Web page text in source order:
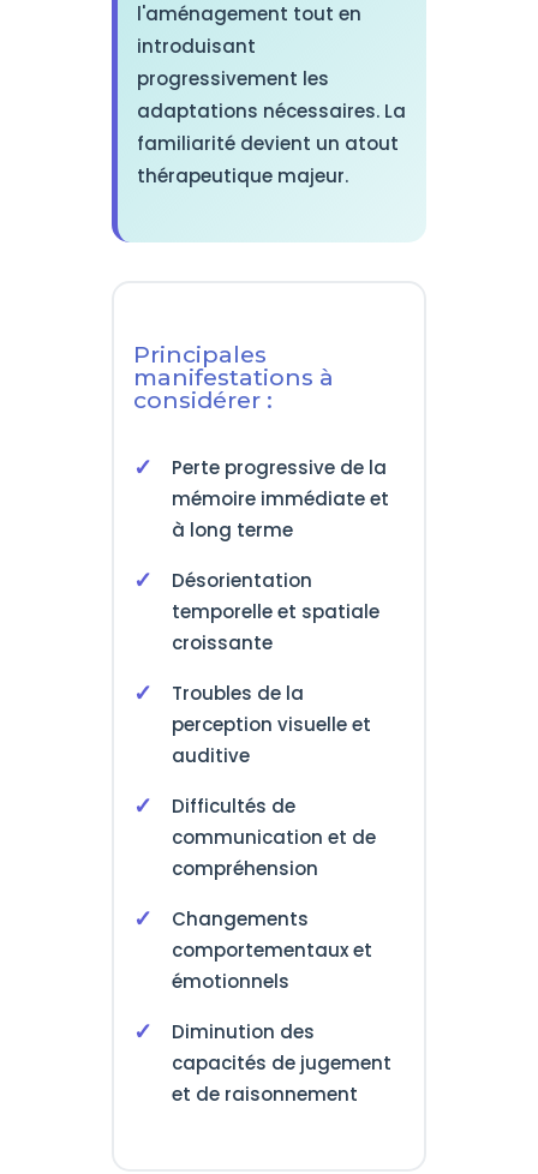
l'aménagement tout en
introduisant
progressivement les
adaptations nécessaires. La
familiarité devient un atout
thérapeutique majeur.
Principales
manifestations à
considérer :
Perte progressive de la
mémoire immédiate et
à long terme
Désorientation
temporelle et spatiale
croissante
Troubles de la
perception visuelle et
auditive
Difficultés de
communication et de
compréhension
Changements
comportementaux et
émotionnels
Diminution des
capacités de jugement
et de raisonnement